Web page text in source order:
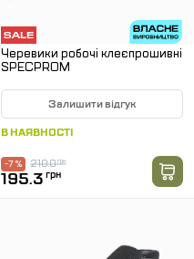
Черевики робочі клеєпрошивні
SPECPROM
Залишити відгук
В НАЯВНОСТІ
210.0грн
-7 %
195.3 грн